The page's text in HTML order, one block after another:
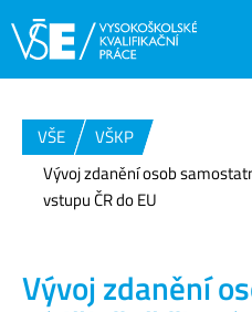
VŠE
VŠKP
Vývoj zdanění osob
vstupu ČR do EU
Vývoj zdanění